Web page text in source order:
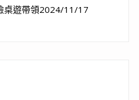
桌遊帶領2024/11/17